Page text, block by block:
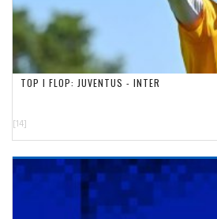
TOP I FLOP: JUVENTUS - INTER
[14]